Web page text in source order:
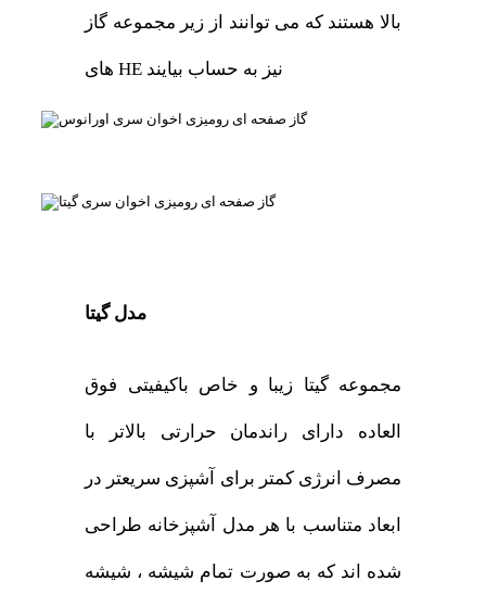
بالا هستند که می توانند از زیر مجموعه گاز
های HE نیز به حساب بیایند
مدل گیتا
مجموعه گیتا زیبا و خاص باکیفیتی فوق
العاده دارای راندمان حرارتی بالاتر با
مصرف انرژی کمتر برای آشپزی سریعتر در
ابعاد متناسب با هر مدل آشپزخانه طراحی
شده اند که به صورت تمام شیشه ، شیشه